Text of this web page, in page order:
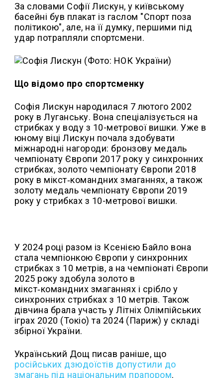
За словами Софії Лискун, у київському
басейні був плакат із гаслом "Спорт поза
політикою", але, на її думку, першими під
удар потрапляли спортсмени.
Що відомо про спортсменку
Софія Лискун народилася 7 лютого 2002
року в Луганську. Вона спеціалізується на
стрибках у воду з 10-метрової вишки. Уже в
юному віці Лискун почала здобувати
міжнародні нагороди: бронзову медаль
чемпіонату Європи 2017 року у синхронних
стрибках, золото чемпіонату Європи 2018
року в мікст‑командних змаганнях, а також
золоту медаль чемпіонату Європи 2019
року у стрибках з 10-метрової вишки.
У 2024 році разом із Ксенією Байло вона
стала чемпіонкою Європи у синхронних
стрибках з 10 метрів, а на чемпіонаті Європи
2025 року здобула золото в
мікст‑командних змаганнях і срібло у
синхронних стрибках з 10 метрів. Також
дівчина брала участь у Літніх Олімпійських
іграх 2020 (Токіо) та 2024 (Париж) у складі
збірної України.
Український Дощ писав раніше, що
російських дзюдоїстів допустили до
змагань під національним прапором.